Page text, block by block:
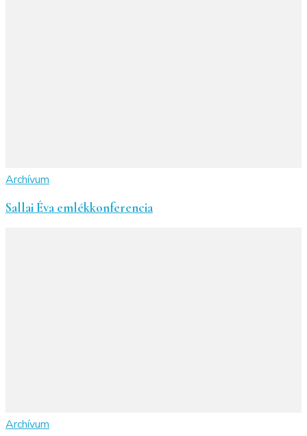
Archívum
Sallai Éva emlékkonferencia
Archívum